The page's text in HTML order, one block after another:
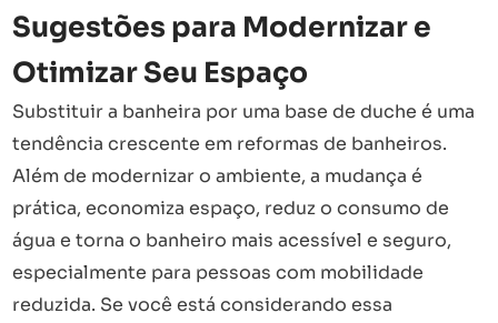
Sugestões para Modernizar e
Otimizar Seu Espaço
Substituir a banheira por uma base de duche é uma
tendência crescente em reformas de banheiros.
Além de modernizar o ambiente, a mudança é
prática, economiza espaço, reduz o consumo de
água e torna o banheiro mais acessível e seguro,
especialmente para pessoas com mobilidade
reduzida. Se você está considerando essa